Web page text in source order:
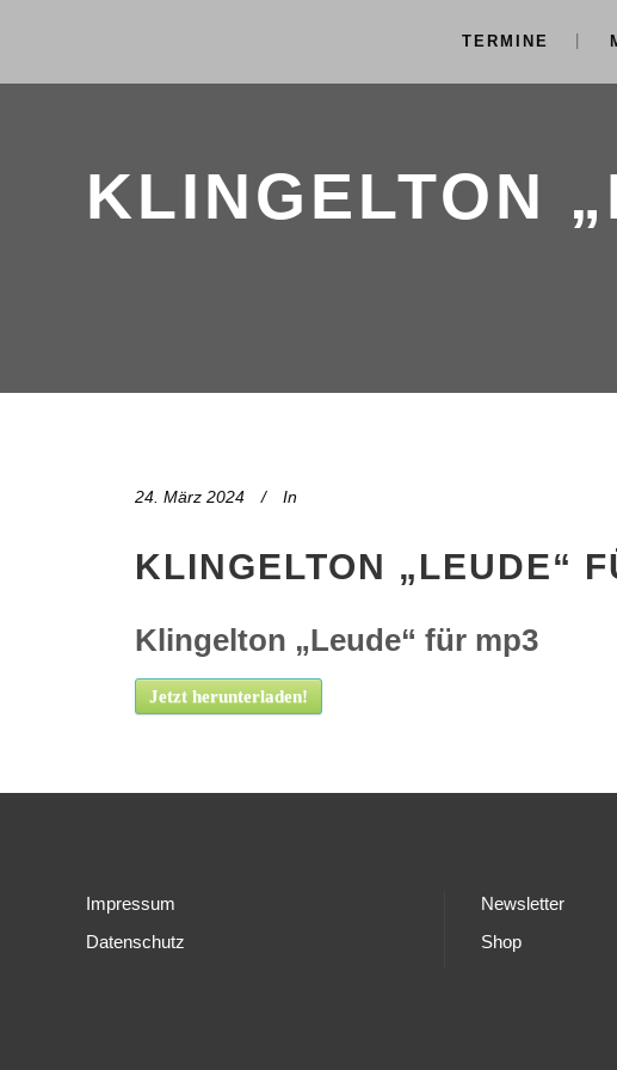
TERMINE
KLINGELTON
24. März 2024 In
KLINGELTON „LEUDE“
Klingelton „Leude“ für mp3
Jetzt herunterladen!
Impressum
Datenschutz
Newsletter
Shop